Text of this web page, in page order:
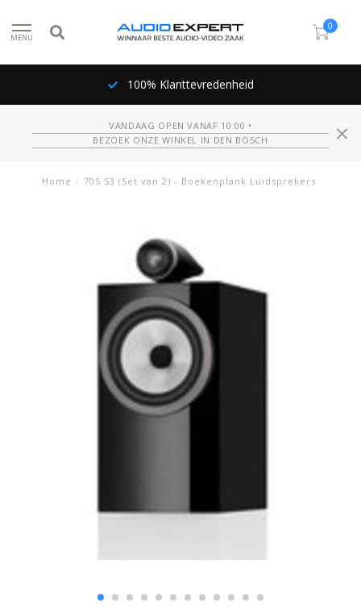
MENU
0
100% Klanttevredenheid
VANDAAG OPEN VANAF 10:00 •
BEZOEK ONZE WINKEL IN DEN BOSCH
Home / 705 S3 (Set van 2) - Boekenplank Luidsprekers